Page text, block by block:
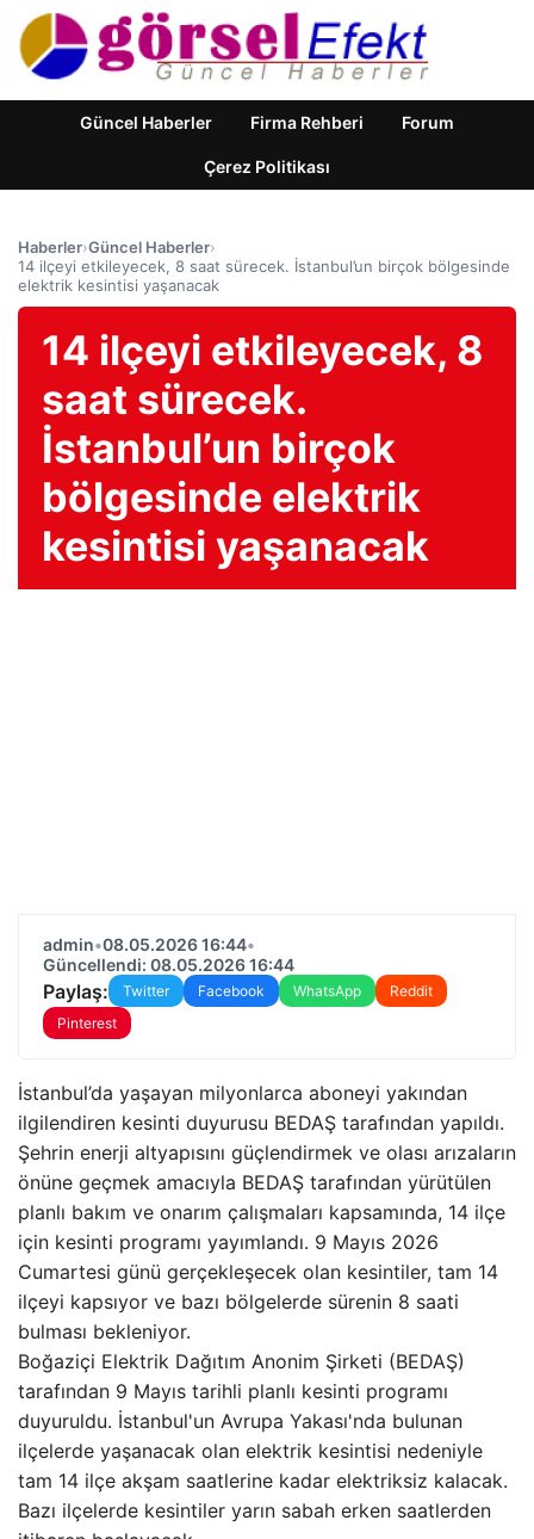
Güncel Haberler Firma Rehberi Forum
Çerez Politikası
Haberler›Güncel Haberler›
14 ilçeyi etkileyecek, 8 saat sürecek. İstanbul’un birçok bölgesinde
elektrik kesintisi yaşanacak
14 ilçeyi etkileyecek, 8
saat sürecek.
İstanbul’un birçok
bölgesinde elektrik
kesintisi yaşanacak
admin•08.05.2026 16:44•
Güncellendi: 08.05.2026 16:44
Paylaş: Twitter Facebook WhatsApp
Reddit
Pinterest
İstanbul’da yaşayan milyonlarca aboneyi yakından
ilgilendiren kesinti duyurusu BEDAŞ tarafından yapıldı.
Şehrin enerji altyapısını güçlendirmek ve olası arızaların
önüne geçmek amacıyla BEDAŞ tarafından yürütülen
planlı bakım ve onarım çalışmaları kapsamında, 14 ilçe
için kesinti programı yayımlandı. 9 Mayıs 2026
Cumartesi günü gerçekleşecek olan kesintiler, tam 14
ilçeyi kapsıyor ve bazı bölgelerde sürenin 8 saati
bulması bekleniyor.
Boğaziçi Elektrik Dağıtım Anonim Şirketi (BEDAŞ)
tarafından 9 Mayıs tarihli planlı kesinti programı
duyuruldu. İstanbul'un Avrupa Yakası'nda bulunan
ilçelerde yaşanacak olan elektrik kesintisi nedeniyle
tam 14 ilçe akşam saatlerine kadar elektriksiz kalacak.
Bazı ilçelerde kesintiler yarın sabah erken saatlerden